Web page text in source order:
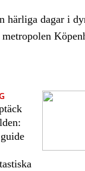
härliga dagar i